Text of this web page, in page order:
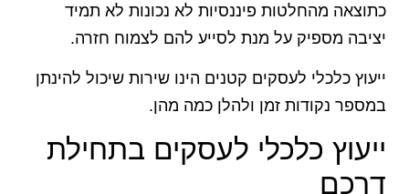
כתוצאה מהחלטות פיננסיות לא נכונות לא תמיד
יציבה מספיק על מנת לסייע להם לצמוח חזרה.
ייעוץ כלכלי לעסקים קטנים הינו שירות שיכול להינתן
במספר נקודות זמן ולהלן כמה מהן.
ייעוץ כלכלי לעסקים בתחילת
דרכם